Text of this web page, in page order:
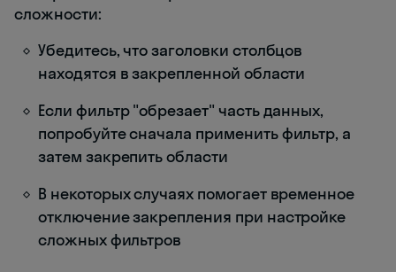
сложности:
Убедитесь, что заголовки столбцов
находятся в закрепленной области
Если фильтр "обрезает" часть данных,
попробуйте сначала применить фильтр, а
затем закрепить области
В некоторых случаях помогает временное
отключение закрепления при настройке
сложных фильтров